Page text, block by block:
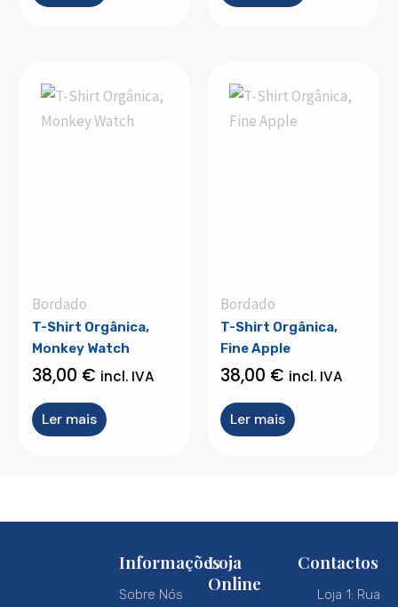
Bordado
T-Shirt Orgânica,
Monkey Watch
38,00 € incl. IVA
Ler mais
Bordado
T-Shirt Orgânica,
Fine Apple
38,00 € incl. IVA
Ler mais
Informações
Sobre Nós
Loja
Online
Contactos
Loja 1: Rua